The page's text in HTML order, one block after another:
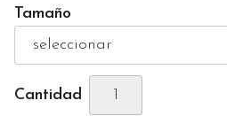
Tamaño
Cantidad